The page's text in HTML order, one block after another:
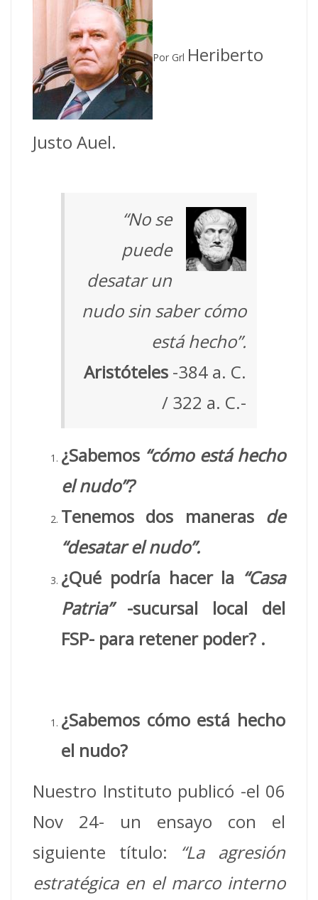
Por Grl Heriberto
Justo Auel.
“No se
puede
desatar un
nudo sin saber cómo
está hecho”.
Aristóteles -384 a. C.
/ 322 a. C.-
¿Sabemos “cómo está hecho
el nudo”?
Tenemos dos maneras de
“desatar el nudo”.
¿Qué podría hacer la “Casa
Patria”-sucursal local del
FSP- para retener poder? .
¿Sabemos cómo está hecho
el nudo?
Nuestro Instituto publicó -el 06
Nov 24- un ensayo con el
siguiente título: “La agresión
estratégica en el marco interno